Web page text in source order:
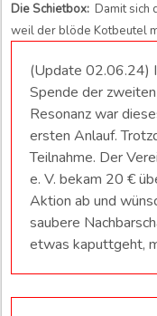
Die Schietbox: Damit sich
weil der blöde Kotbeutel
(Update 02.06.24)
Spende der
Resonanz war
ersten Anlauf.
Teilnahme. Der
e. V. bekam 20 €
Aktion ab und
saubere
etwas kaputtgeht,